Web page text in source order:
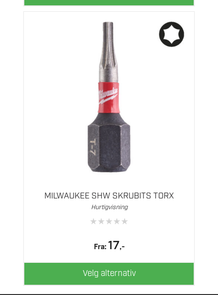
MILWAUKEE SHW SKRUBITS TORX
Hurtigvisning
★★★★★
Fra: 17,-
Velg alternativ
produktsiden